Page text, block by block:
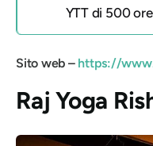
YTT di 500 ore
Sito web – https://
Raj Yoga